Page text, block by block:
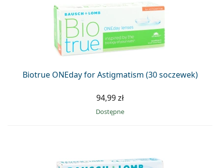
Biotrue ONEday for Astigmatism (30 soczewek)
94,99 zł
Dostępne